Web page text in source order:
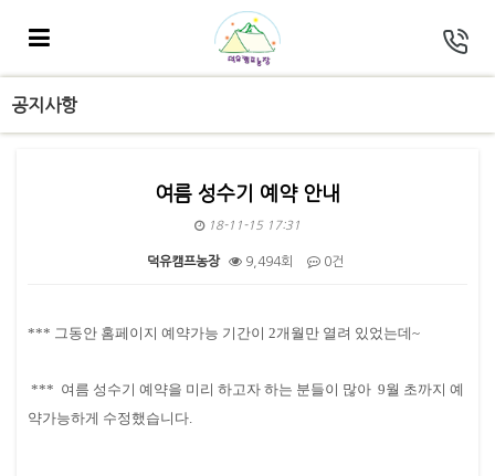
공지사항
여름 성수기 예약 안내
18-11-15 17:31
덕유캠프농장 9,494회 0건
*** 그동안 홈페이지 예약가능 기간이 2개월만 열려 있었는데~
*** 여름 성수기 예약을 미리 하고자 하는 분들이 많아 9월 초까지 예
약가능하게 수정했습니다.